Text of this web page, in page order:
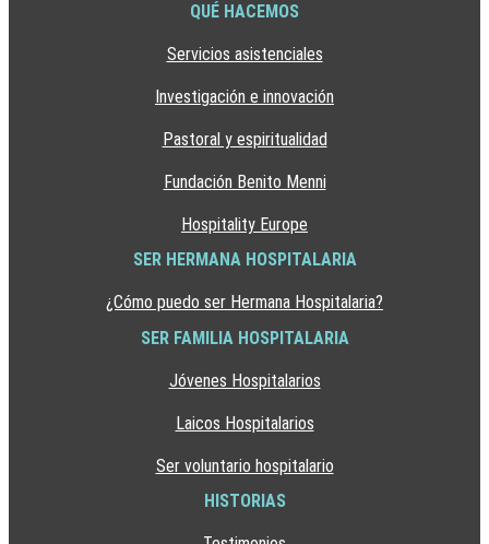
QUÉ HACEMOS
Servicios asistenciales
Investigación e innovación
Pastoral y espiritualidad
Fundación Benito Menni
Hospitality Europe
SER HERMANA HOSPITALARIA
¿Cómo puedo ser Hermana Hospitalaria?
SER FAMILIA HOSPITALARIA
Jóvenes Hospitalarios
Laicos Hospitalarios
Ser voluntario hospitalario
HISTORIAS